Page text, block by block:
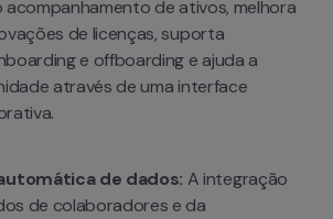
acompanhamento de ativos, melhora
de licenças, suporta
e offboarding e ajuda a
através de uma interface
de dados: A integração
de colaboradores e da